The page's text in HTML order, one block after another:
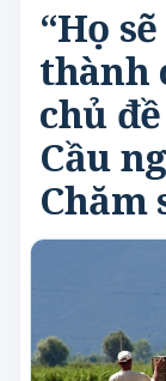
“Họ
thành
chủ
Cầu
Chăm